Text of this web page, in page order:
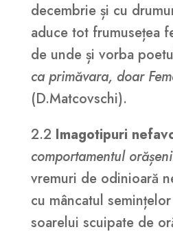
decembrie și cu
aduce tot frumusețea
de unde și vorba
ca primăvara, doar
(D.Matcovschi).
2.2 Imagotipuri
comportamentul
vremuri de odinioară
cu mâncatul
soarelui scuipate de